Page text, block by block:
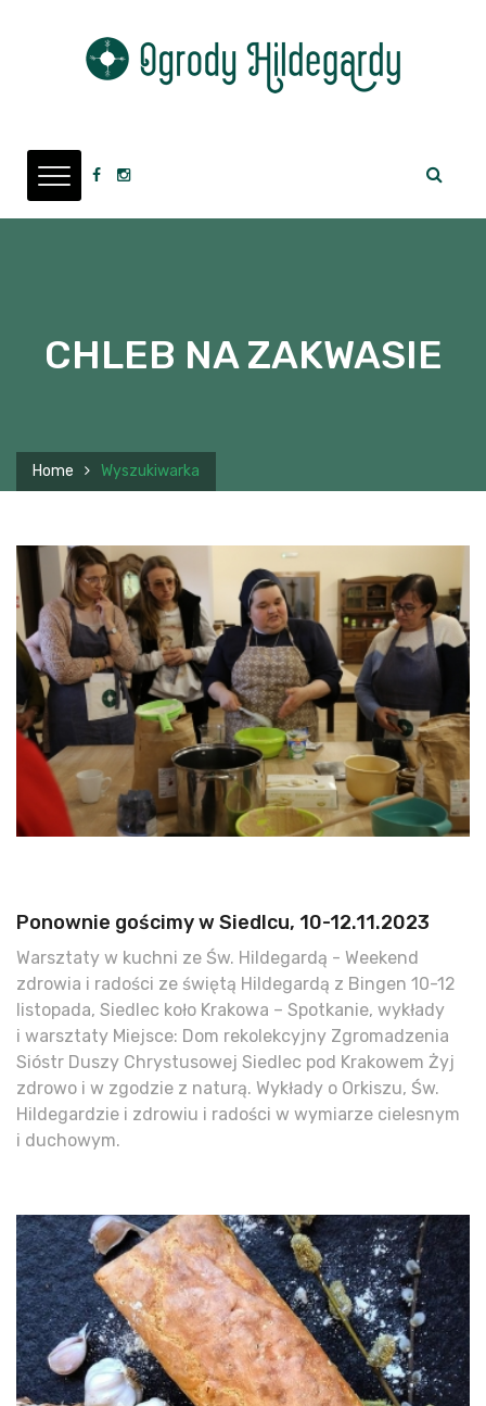
CHLEB NA ZAKWASIE
Home Wyszukiwarka
Ponownie gościmy w Siedlcu, 10-12.11.2023
Warsztaty w kuchni ze Św. Hildegardą - Weekend
zdrowia i radości ze świętą Hildegardą z Bingen 10-12
listopada, Siedlec koło Krakowa – Spotkanie, wykłady
i warsztaty Miejsce: Dom rekolekcyjny Zgromadzenia
Sióstr Duszy Chrystusowej Siedlec pod Krakowem Żyj
zdrowo i w zgodzie z naturą. Wykłady o Orkiszu, Św.
Hildegardzie i zdrowiu i radości w wymiarze cielesnym
i duchowym.